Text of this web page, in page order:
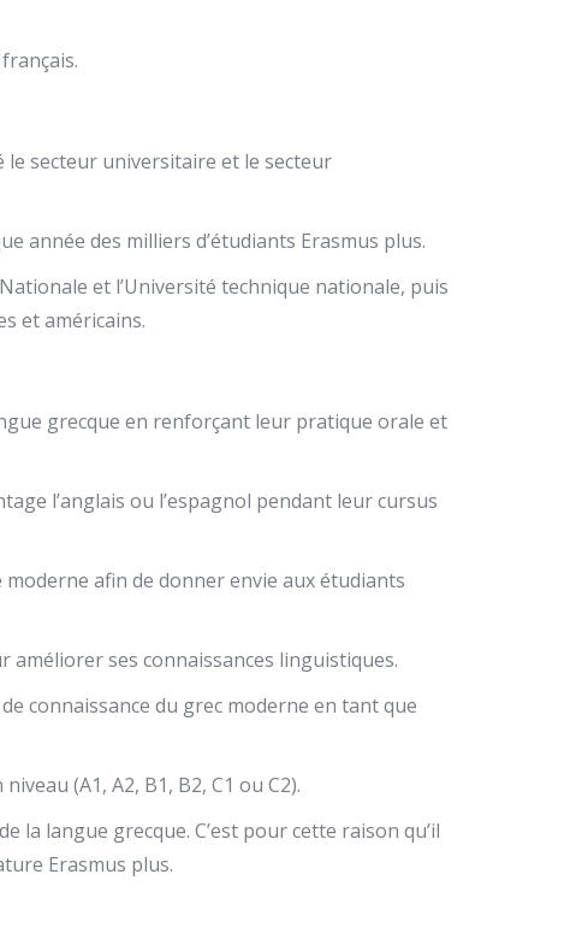
le secteur universitaire et le secteur
année des milliers d’étudiants Erasmus plus.
et l’Université technique nationale, puis
et américains.
grecque en renforçant leur pratique orale et
l’anglais ou l’espagnol pendant leur cursus
moderne afin de donner envie aux étudiants
améliorer ses connaissances linguistiques.
connaissance du grec moderne en tant que
(A1, A2, B1, B2, C1 ou C2).
langue grecque. C’est pour cette raison qu’il
Erasmus plus.